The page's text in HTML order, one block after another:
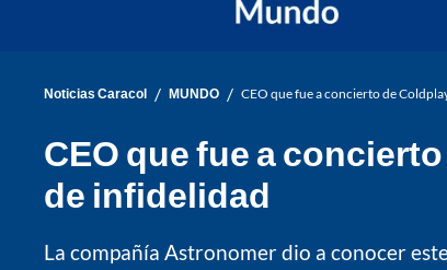
Noticias Caracol / MUNDO / CEO que fue a concierto de
CEO que fue a
de infidelidad
La compañía Astronomer dio a conocer